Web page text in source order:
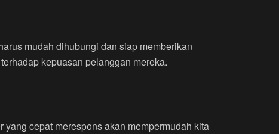
mudah dihubungi dan siap memberikan
kepuasan pelanggan mereka.
cepat merespons akan mempermudah kita